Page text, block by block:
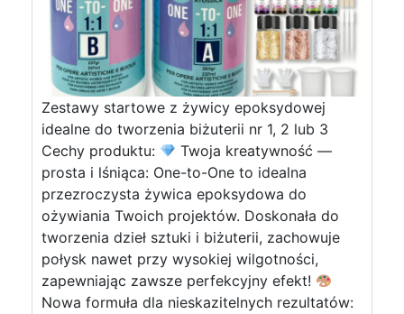
Zestawy startowe z żywicy epoksydowej
idealne do tworzenia biżuterii nr 1, 2 lub 3
Cechy produktu:
Twoja kreatywność —
prosta i lśniąca: One-to-One to idealna
przezroczysta żywica epoksydowa do
ożywiania Twoich projektów. Doskonała do
tworzenia dzieł sztuki i biżuterii, zachowuje
połysk nawet przy wysokiej wilgotności,
zapewniając zawsze perfekcyjny efekt!
Nowa formuła dla nieskazitelnych rezultatów: